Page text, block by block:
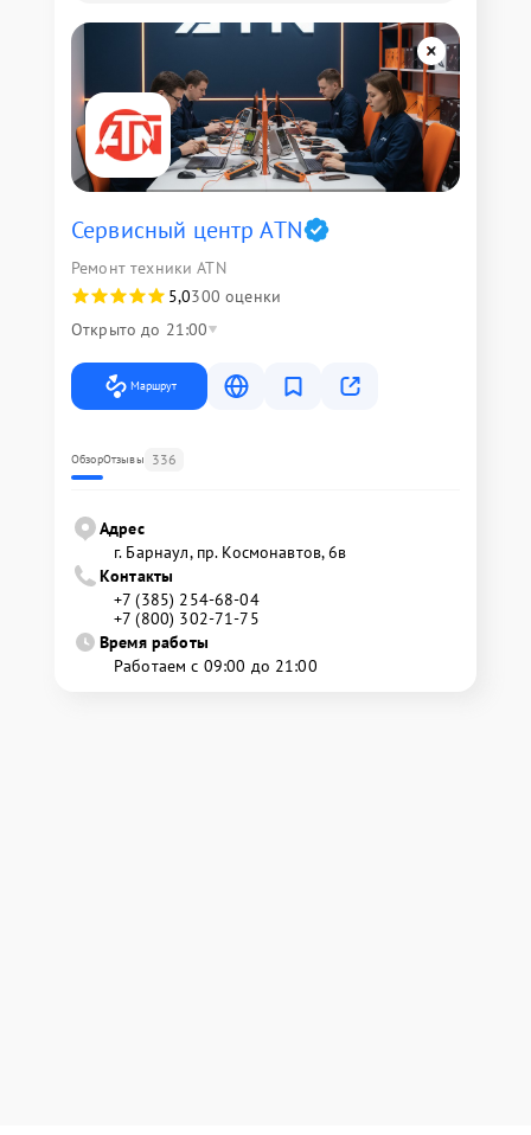
Сервисный центр ATN
Ремонт техники ATN
5,0300 оценки
Открыто до 21:00
Маршрут
ОбзорОтзывы 336
Адрес
г. Барнаул, ​пр. Космонавтов, 6в
Контакты
+7 (385) 254-68-04
+7 (800) 302-71-75
Время работы
Работаем с 09:00 до 21:00